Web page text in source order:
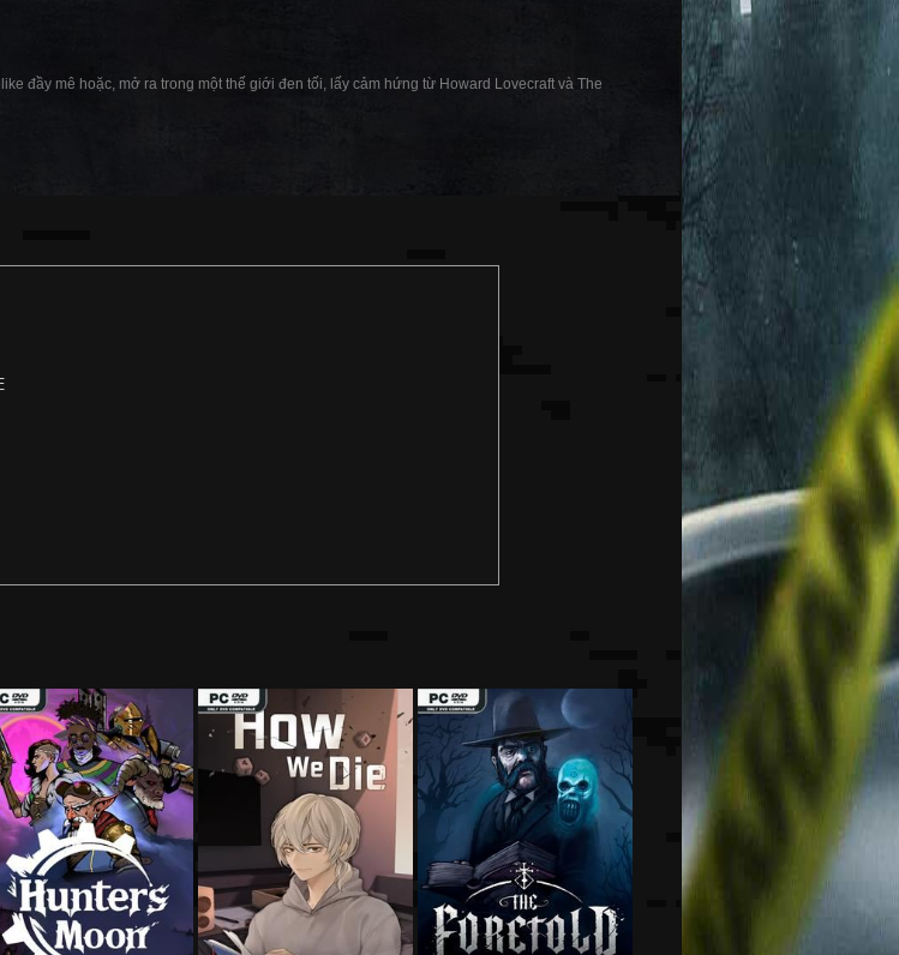
đầy mê hoặc, mở ra trong một thế giới đen tối, lấy cảm hứng từ Howard Lovecraft và The